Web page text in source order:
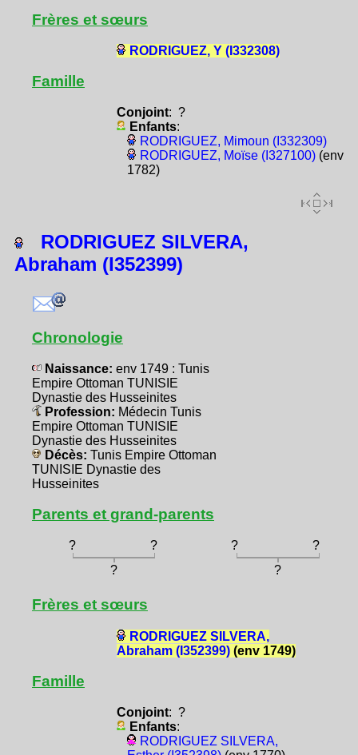
Frères et sœurs
RODRIGUEZ, Y (I332308)
Famille
Conjoint: ?
Enfants:
RODRIGUEZ, Mimoun (I332309)
RODRIGUEZ, Moïse (I327100)(env
1782)
RODRIGUEZ SILVERA,
Abraham (I352399)
Chronologie
Naissance: env 1749 : Tunis
Empire Ottoman TUNISIE
Dynastie des Husseinites
Profession: Médecin Tunis
Empire Ottoman TUNISIE
Dynastie des Husseinites
Décès: Tunis Empire Ottoman
TUNISIE Dynastie des
Husseinites
Parents et grand-parents
? ? ?
?
?
?
Frères et sœurs
RODRIGUEZ SILVERA,
Abraham (I352399)(env 1749)
Famille
Conjoint: ?
Enfants:
RODRIGUEZ SILVERA,